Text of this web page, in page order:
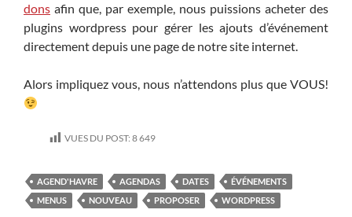
dons afin que, par exemple, nous puissions acheter des
plugins wordpress pour gérer les ajouts d’événement
directement depuis une page de notre site internet.
Alors impliquez vous, nous n’attendons plus que VOUS!
VUES DU POST: 8 649
AGEND'HAVRE AGENDAS DATES
ÉVÉNEMENTS
MENUS
NOUVEAU PROPOSER WORDPRESS